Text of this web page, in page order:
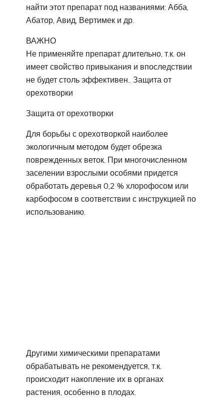
найти этот препарат под названиями: Абба,
Абатор, Авид, Вертимек и др.
ВАЖНО
Не применяйте препарат длительно, т.к. он
имеет свойство привыкания и впоследствии
не будет столь эффективен.. Защита от
орехотворки
Защита от орехотворки
Для борьбы с орехотворкой наиболее
экологичным методом будет обрезка
поврежденных веток. При многочисленном
заселении взрослыми особями придется
обработать деревья 0,2 % хлорофосом или
карбофосом в соответствии с инструкцией по
использованию.
Другими химическими препаратами
обрабатывать не рекомендуется, т.к.
происходит накопление их в органах
растения, особенно в плодах.